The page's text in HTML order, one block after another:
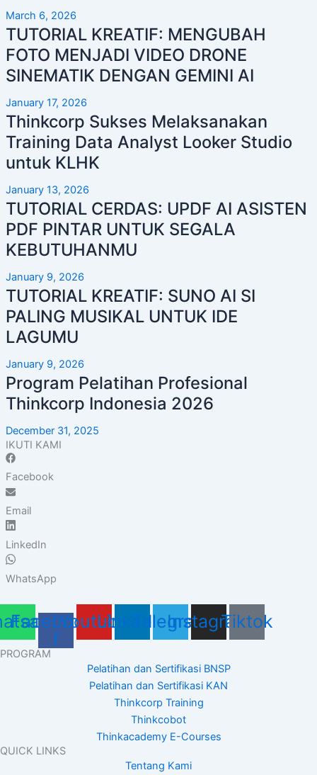
March 6, 2026
TUTORIAL KREATIF: MENGUBAH
FOTO MENJADI VIDEO DRONE
SINEMATIK DENGAN GEMINI AI
January 17, 2026
Thinkcorp Sukses Melaksanakan
Training Data Analyst Looker Studio
untuk KLHK
January 13, 2026
TUTORIAL CERDAS: UPDF AI ASISTEN
PDF PINTAR UNTUK SEGALA
KEBUTUHANMU
January 9, 2026
TUTORIAL KREATIF: SUNO AI SI
PALING MUSIKAL UNTUK IDE
LAGUMU
January 9, 2026
Program Pelatihan Profesional
Thinkcorp Indonesia 2026
December 31, 2025
IKUTI KAMI
Facebook
Email
LinkedIn
WhatsApp
Facebook-
f
YoutubeLinkedinTelegram
Instagram
Tiktok
PROGRAM
Pelatihan dan Sertifikasi BNSP
Pelatihan dan Sertifikasi KAN
Thinkcorp Training
Thinkcobot
Thinkacademy E-Courses
QUICK LINKS
Tentang Kami